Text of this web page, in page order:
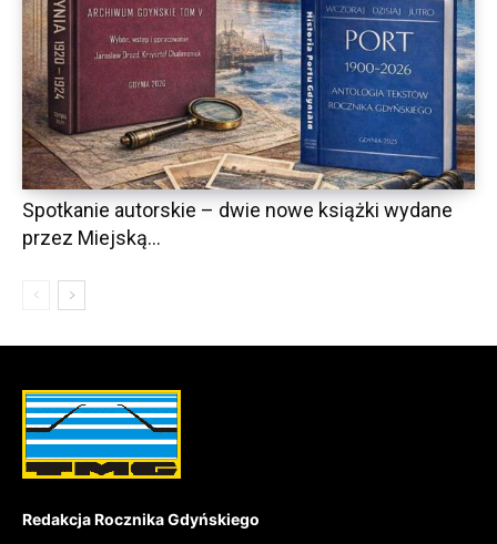
Spotkanie autorskie – dwie nowe książki wydane
przez Miejską...
Redakcja Rocznika Gdyńskiego